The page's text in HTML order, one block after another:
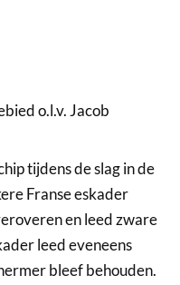
o.l.v. Jacob
tijdens de slag in de
Franse eskader
en leed zware
leed eveneens
bleef behouden.